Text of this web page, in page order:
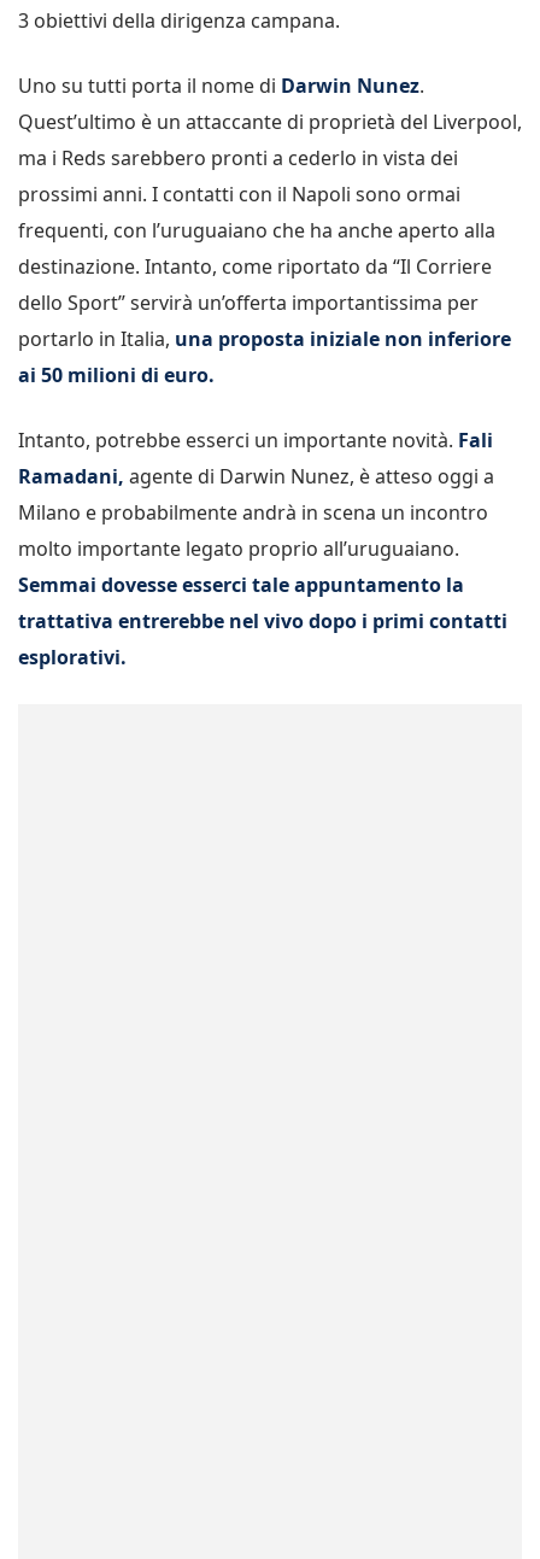
3 obiettivi della dirigenza campana.
Uno su tutti porta il nome di Darwin Nunez.
Quest’ultimo è un attaccante di proprietà del Liverpool,
ma i Reds sarebbero pronti a cederlo in vista dei
prossimi anni. I contatti con il Napoli sono ormai
frequenti, con l’uruguaiano che ha anche aperto alla
destinazione. Intanto, come riportato da “Il Corriere
dello Sport” servirà un’offerta importantissima per
portarlo in Italia, una proposta iniziale non inferiore
ai 50 milioni di euro.
Intanto, potrebbe esserci un importante novità. Fali
Ramadani, agente di Darwin Nunez, è atteso oggi a
Milano e probabilmente andrà in scena un incontro
molto importante legato proprio all’uruguaiano.
Semmai dovesse esserci tale appuntamento la
trattativa entrerebbe nel vivo dopo i primi contatti
esplorativi.